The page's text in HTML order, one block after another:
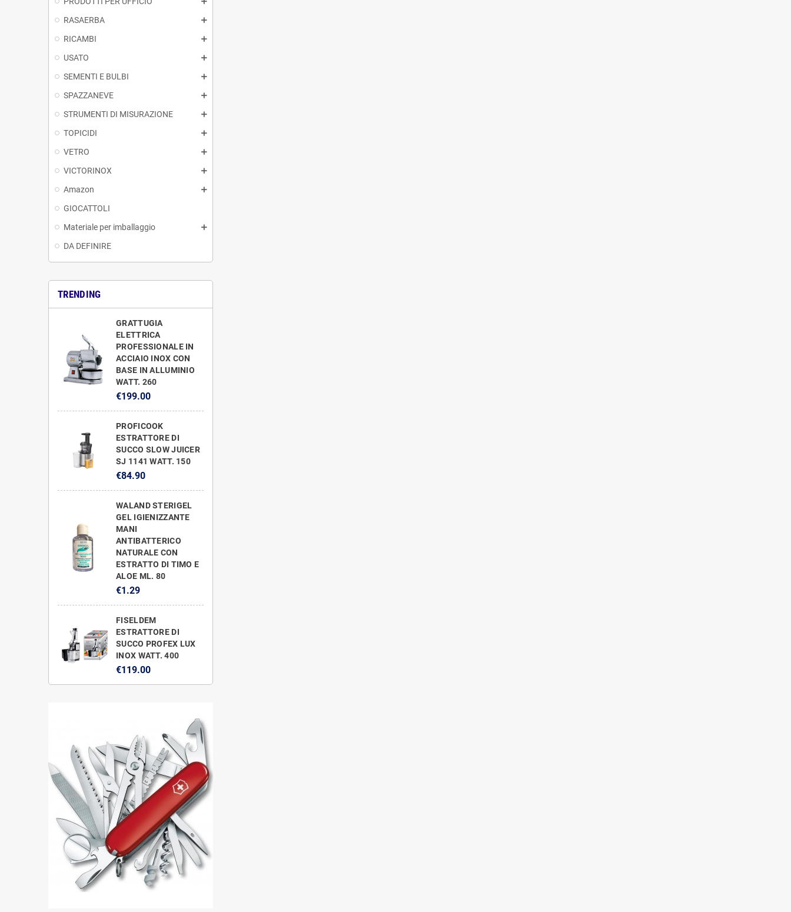
RASAERBA
RICAMBI
USATO
SEMENTI E BULBI
SPAZZANEVE
STRUMENTI DI MISURAZIONE
TOPICIDI
VETRO
VICTORINOX
Amazon
GIOCATTOLI
Materiale per imballaggio
DA DEFINIRE
TRENDING
GRATTUGIA
ELETTRICA
PROFESSIONALE IN
ACCIAIO INOX CON
BASE IN ALLUMINIO
WATT. 260
€199.00
PROFICOOK
ESTRATTORE DI
SUCCO SLOW JUICER
SJ 1141 WATT. 150
€84.90
WALAND STERIGEL
GEL IGIENIZZANTE
MANI
ANTIBATTERICO
NATURALE CON
ESTRATTO DI TIMO E
ALOE ML. 80
€1.29
FISELDEM
ESTRATTORE DI
SUCCO PROFEX LUX
INOX WATT. 400
€119.00